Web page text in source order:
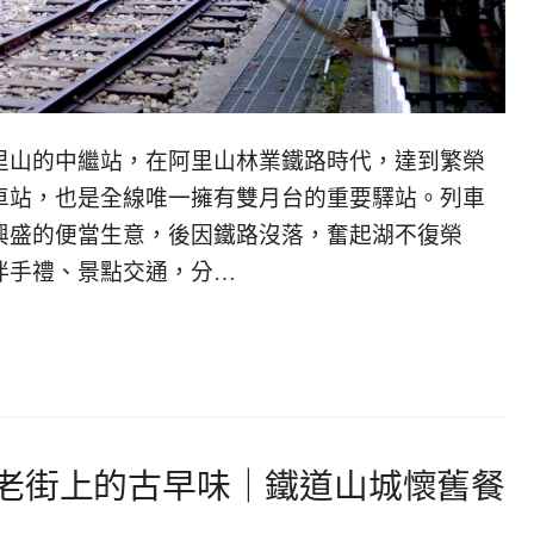
的中繼站，在阿里山林業鐵路時代，達到繁榮
，也是全線唯一擁有雙月台的重要驛站。列車
的便當生意，後因鐵路沒落，奮起湖不復榮
手禮、景點交通，分…
街上的古早味｜鐵道山城懷舊餐